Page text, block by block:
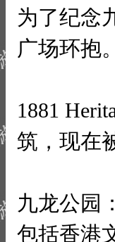
为了纪念
广场环抱。
1881
筑，现在
九龙公园
包括香港